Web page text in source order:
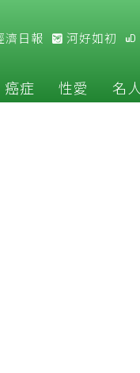
濟日報 河好如初
癌症 性愛 名人